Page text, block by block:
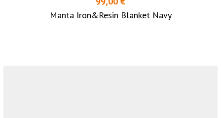
Manta Iron&Resin Blanket Navy